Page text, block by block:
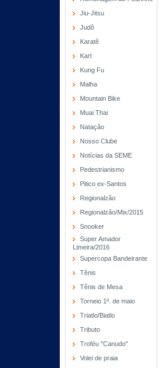
Jiu-Jitsu
Judô
Karatê
Kart
Kung Fu
Malha
Mountain Bike
Muai Thai
Natação
Nosso Clube
Notícias da SEME
Pedestrianismo
Pitico ex-Santos
Regionalzão
Regionalzão/Mix/2015
Snooker
Super Amador
Limeira/2016
Supercopa Bandeirante
Tênis
Tênis de Mesa
Torneio 1º. de maio
Triatlo/Biatlo
Tributo
Troféu "Canudo"
Volei de praia